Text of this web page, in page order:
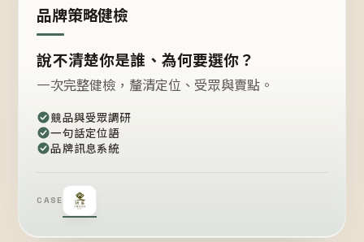
品牌策略健檢
說不清楚你是誰、為何要選你？
一次完整健檢，釐清定位、受眾與賣點。
競品與受眾調研
一句話定位語
品牌訊息系統
CASE